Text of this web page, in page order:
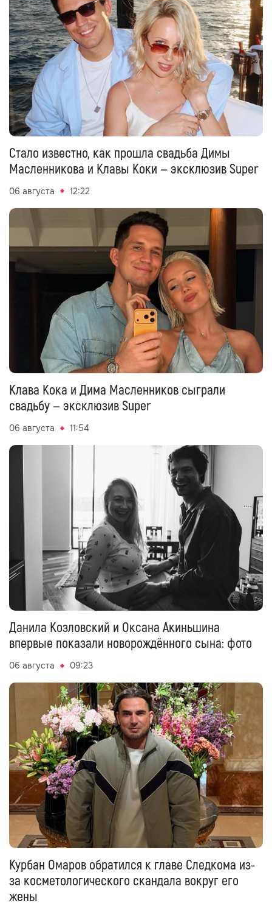
Стало известно, как прошла свадьба Димы
Масленникова и Клавы Коки — эксклюзив Super
06 августа 12:22
Клава Кока и Дима Масленников сыграли
свадьбу — эксклюзив Super
06 августа 11:54
Данила Козловский и Оксана Акиньшина
впервые показали новорождённого сына: фото
06 августа 09:23
Курбан Омаров обратился к главе Следкома из-
за косметологического скандала вокруг его
жены